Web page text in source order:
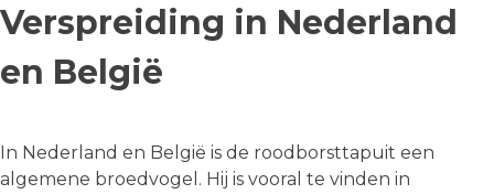
Verspreiding in Nederland
en België
In Nederland en België is de roodborsttapuit een
algemene broedvogel. Hij is vooral te vinden in